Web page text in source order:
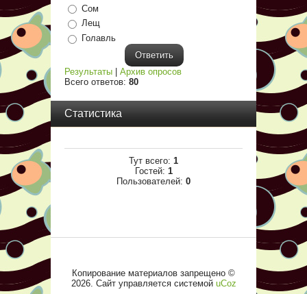
Сом
Лещ
Голавль
Результаты | Архив опросов
Всего ответов: 80
Статистика
Тут всего: 1
Гостей: 1
Пользователей: 0
Копирование материалов запрещено ©
2026. Сайт управляется системой uCoz